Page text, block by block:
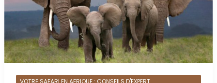
VOTRE SAFARI EN AFRIQUE : CONSEILS D'EXPERT